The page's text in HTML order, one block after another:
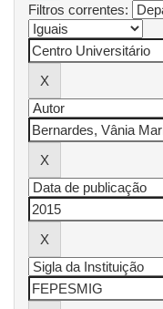
Filtros correntes: